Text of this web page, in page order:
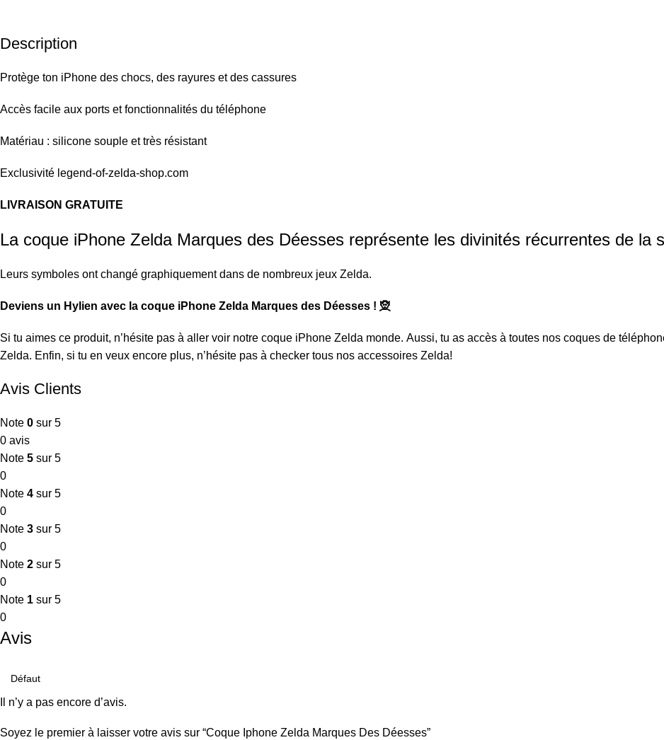
Description
Protège ton iPhone des chocs, des rayures et des cassures
Accès facile aux ports et fonctionnalités du téléphone
Matériau : silicone souple et très résistant
Exclusivité legend-of-zelda-shop.com
LIVRAISON GRATUITE
La coque iPhone Zelda Marques des Déesses représente les divinités récurrentes de la
Leurs symboles ont changé graphiquement dans de nombreux jeux Zelda.
Deviens un Hylien avec la coque iPhone Zelda Marques des Déesses ! 🧝
Si tu aimes ce produit, n’hésite pas à aller voir notre coque iPhone Zelda monde. Aussi, tu as accès à toutes nos coques de
Zelda. Enfin, si tu en veux encore plus, n’hésite pas à checker tous nos accessoires Zelda!
Avis Clients
Note 0 sur 5
0 avis
Note 5 sur 5
0
Note 4 sur 5
0
Note 3 sur 5
0
Note 2 sur 5
0
Note 1 sur 5
0
Avis
Il n’y a pas encore d’avis.
Soyez le premier à laisser votre avis sur “Coque Iphone Zelda Marques Des Déesses”